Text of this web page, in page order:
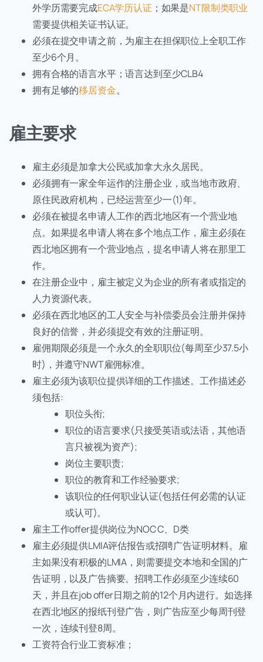
外学历需要完成ECA学历认证 ；如果是NT限制类职业
需要提供相关证书认证。
必须在提交申请之前，为雇主在担保职位上全职工作
至少6个月。
拥有合格的语言水平；语言达到至少CLB4
拥有足够的移居资金。
雇主要求
雇主必须是加拿大公民或加拿大永久居民。
必须拥有一家全年运作的注册企业，或当地市政府、
原住民政府机构，已经运营至少一(1)年。
必须在被提名申请人工作的西北地区有一个营业地
点。如果提名申请人将在多个地点工作，雇主必须在
西北地区拥有一个营业地点，提名申请人将在那里工
作。
在注册企业中，雇主被定义为企业的所有者或指定的
人力资源代表。
必须在西北地区的工人安全与补偿委员会注册并保持
良好的信誉，并必须提交有效的注册证明。
雇佣期限必须是一个永久的全职职位(每周至少37.5小
时)，并遵守NWT雇佣标准。
雇主必须为该职位提供详细的工作描述。工作描述必
须包括:
职位头衔;
职位的语言要求(只接受英语或法语，其他语
言只被视为资产);
岗位主要职责;
职位的教育和工作经验要求;
该职位的任何职业认证(包括任何必需的认证
或认可)。
雇主工作offer提供岗位为NOC C、D类
雇主必须提供LMIA评估报告或招聘广告证明材料。雇
主如果没有积极的LMIA，则需要提交本地和全国的广
告证明，以及广告摘要。招聘工作必须至少连续60
天，并且在job offer日期之前的12个月内进行。如选择
在西北地区的报纸刊登广告，则广告应至少每周刊登
一次，连续刊登8周。
工资符合行业工资标准；